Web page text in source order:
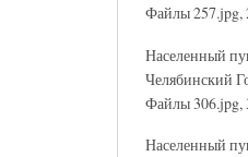
Файлы 257.jpg,
Населенный
Челябинский
Файлы 306.jpg,
Населенный